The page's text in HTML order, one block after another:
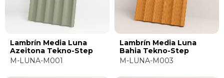
Lambrín Media Luna
Azeitona Tekno-Step
M-LUNA-M001
Lambrín Media Luna
Bahia Tekno-Step
M-LUNA-M003